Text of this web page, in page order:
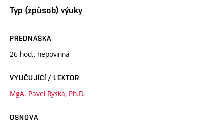
Typ (způsob) výuky
PŘEDNÁŠKA
26 hod., nepovinná
VYUČUJÍCÍ / LEKTOR
MgA. Pavel Ryška, Ph.D.
OSNOVA